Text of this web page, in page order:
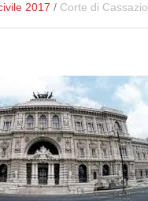
2017 / Corte di